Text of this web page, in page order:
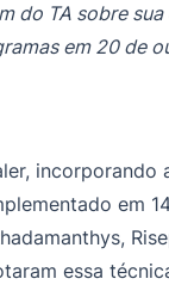
do TA sobre
em 20 de
incorporando
em
essa